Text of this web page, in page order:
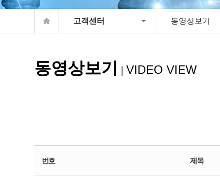
고객센터 동영상보기
동영상보기 VIDEO VIEW
번호 제목